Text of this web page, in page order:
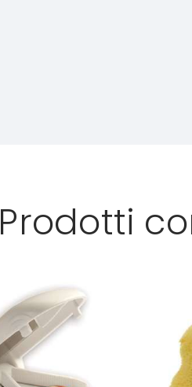
Prodotti